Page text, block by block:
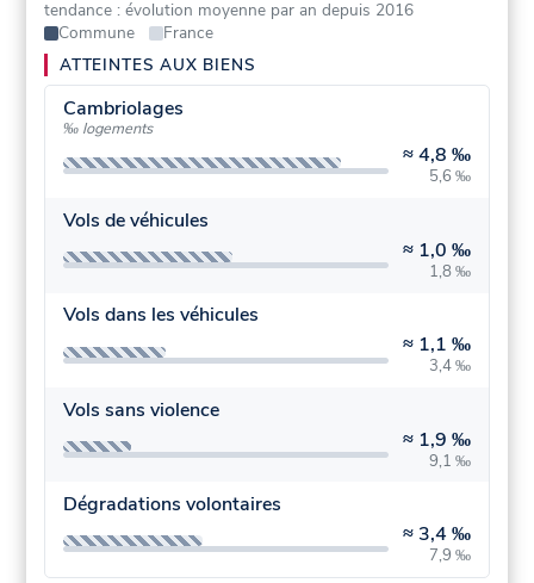
tendance : évolution moyenne par an depuis 2016
Commune
France
ATTEINTES AUX BIENS
Cambriolages
‰ logements
≈4,8 ‰
5,6 ‰
Vols de véhicules
≈ 1,0 ‰
1,8 ‰
Vols dans les véhicules
≈ 1,1 ‰
3,4 ‰
Vols sans violence
≈ 1,9 ‰
9,1 ‰
Dégradations volontaires
≈ 3,4 ‰
7,9 ‰